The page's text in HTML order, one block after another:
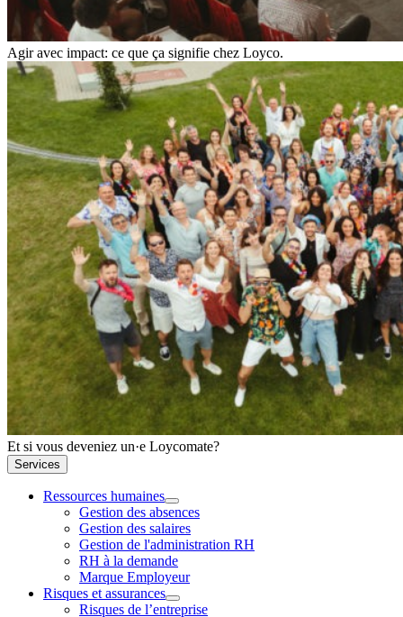
Agir avec impact: ce que ça signifie chez Loyco.
Et si vous deveniez un·e Loycomate?
Services
Ressources humaines
Gestion des absences
Gestion des salaires
Gestion de l'administration RH
RH à la demande
Marque Employeur
Risques et assurances
Risques de l’entreprise